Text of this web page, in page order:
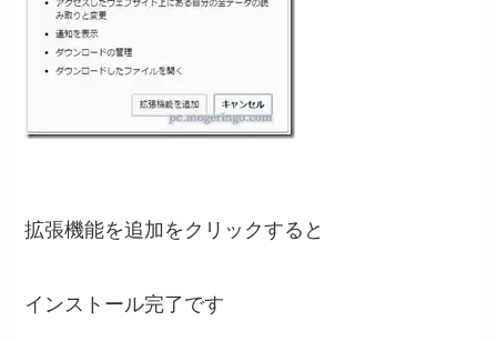
拡張機能を追加をクリックすると
インストール完了です